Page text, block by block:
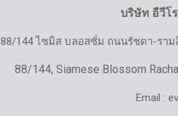
บริษัท อีวีโร
88/144 ไซมิส บลอสซั่ม ถนนรัชดา-รา
88/144, Siamese Blossom
Email :